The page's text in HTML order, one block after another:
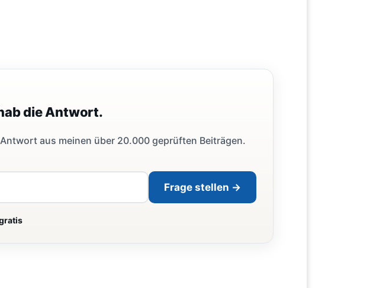
die Antwort.
aus meinen über 20.000 geprüften Beiträgen.
Frage stellen →